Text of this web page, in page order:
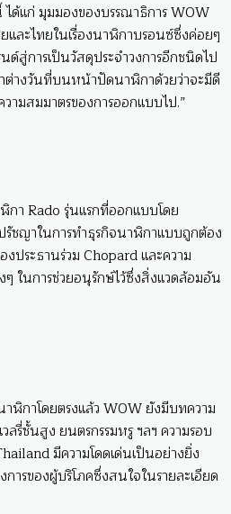
ด้แก่ มุมมองของบรรณาธิการ WOW
และไทยในเรื่องนาฬิกาบรอนซ์ซึ่งค่อยๆ
สู่การเป็นวัสดุประจำวงการอีกชนิดไป
าต่างวันที่บนหน้าปัดนาฬิกาด้วยว่าจะมีดี
ามสมมาตรของการออกแบบไป.”
กา Rado รุ่นแรกที่ออกแบบโดย
รัชญาในการทำธุรกิจนาฬิกาแบบถูกต้อง
ประธานร่วม Chopard และความ
ในการช่วยอนุรักษ์ไว้ซึ่งสิ่งแวดล้อมอัน
ฬิกาโดยตรงแล้ว WOW ยังมีบทความ
ลรี่ชั้นสูง ยนตรกรรมหรู ฯลฯ ความรอบ
มีความโดดเด่นเป็นอย่างยิ่ง
ารของผู้บริโภคซึ่งสนใจในรายละเอียด